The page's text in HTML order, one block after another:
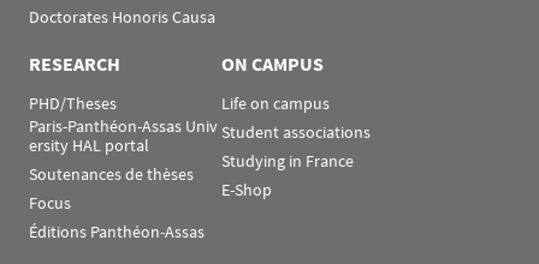
Doctorates Honoris Causa
RESEARCH
PHD/Theses
Paris-Panthéon-Assas Univ
ersity HAL portal
Soutenances de thèses
Focus
Éditions Panthéon-Assas
ON CAMPUS
Life on campus
Student associations
Studying in France
E-Shop